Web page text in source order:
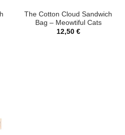
The Cotton Cloud Sandwich
Bag – Meowtiful Cats
12,50 €